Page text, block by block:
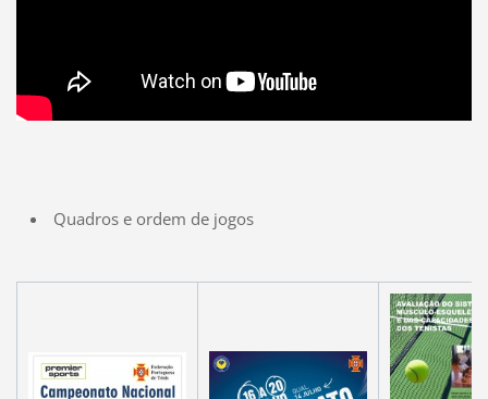
Quadros e ordem de jogos